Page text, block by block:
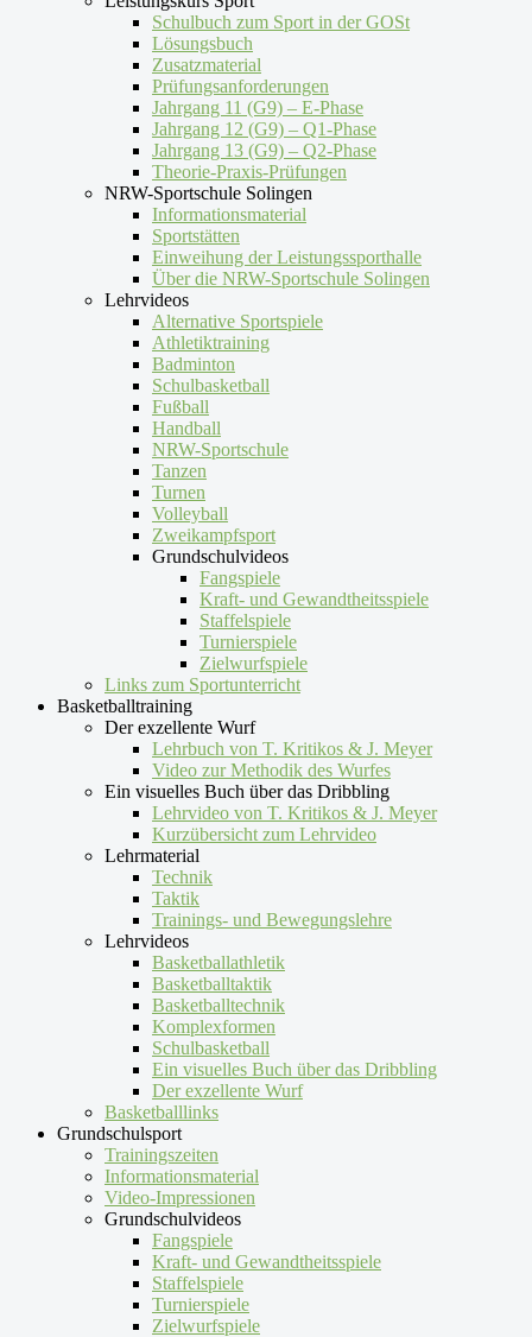
Schulbuch zum Sport in der GOSt
Lösungsbuch
Zusatzmaterial
Prüfungsanforderungen
Jahrgang 11 (G9) – E-Phase
Jahrgang 12 (G9) – Q1-Phase
Jahrgang 13 (G9) – Q2-Phase
Theorie-Praxis-Prüfungen
NRW-Sportschule Solingen
Informationsmaterial
Sportstätten
Einweihung der Leistungssporthalle
Über die NRW-Sportschule Solingen
Lehrvideos
Alternative Sportspiele
Athletiktraining
Badminton
Schulbasketball
Fußball
Handball
NRW-Sportschule
Tanzen
Turnen
Volleyball
Zweikampfsport
Grundschulvideos
Fangspiele
Kraft- und Gewandtheitsspiele
Staffelspiele
Turnierspiele
Zielwurfspiele
Links zum Sportunterricht
Basketballtraining
Der exzellente Wurf
Lehrbuch von T. Kritikos & J. Meyer
Video zur Methodik des Wurfes
Ein visuelles Buch über das Dribbling
Lehrvideo von T. Kritikos & J. Meyer
Kurzübersicht zum Lehrvideo
Lehrmaterial
Technik
Taktik
Trainings- und Bewegungslehre
Lehrvideos
Basketballathletik
Basketballtaktik
Basketballtechnik
Komplexformen
Schulbasketball
Ein visuelles Buch über das Dribbling
Der exzellente Wurf
Basketballlinks
Grundschulsport
Trainingszeiten
Informationsmaterial
Video-Impressionen
Grundschulvideos
Fangspiele
Kraft- und Gewandtheitsspiele
Staffelspiele
Turnierspiele
Zielwurfspiele